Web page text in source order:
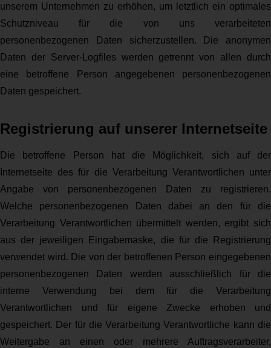
unserem Unternehmen zu erhöhen, um letztlich ein optimales
Schutzniveau für die von uns verarbeiteten
personenbezogenen Daten sicherzustellen. Die anonymen
Daten der Server-Logfiles werden getrennt von allen durch
eine betroffene Person angegebenen personenbezogenen
Daten gespeichert.
Registrierung auf unserer Internetseite
Die betroffene Person hat die Möglichkeit, sich auf der
Internetseite des für die Verarbeitung Verantwortlichen unter
Angabe von personenbezogenen Daten zu registrieren.
Welche personenbezogenen Daten dabei an den für die
Verarbeitung Verantwortlichen übermittelt werden, ergibt sich
aus der jeweiligen Eingabemaske, die für die Registrierung
verwendet wird. Die von der betroffenen Person eingegebenen
personenbezogenen Daten werden ausschließlich für die
interne Verwendung bei dem für die Verarbeitung
Verantwortlichen und für eigene Zwecke erhoben und
gespeichert. Der für die Verarbeitung Verantwortliche kann die
Weitergabe an einen oder mehrere Auftragsverarbeiter,